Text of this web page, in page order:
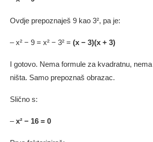
Ovdje prepoznaješ 9 kao 3², pa je:
– x² − 9 = x² − 3² = (x − 3)(x + 3)
I gotovo. Nema formule za kvadratnu,
ništa. Samo prepoznaš obrazac.
Slično s:
–x² − 16 = 0